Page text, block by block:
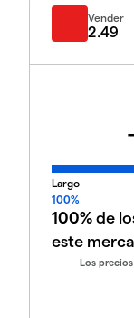
Vender
2.49
Largo
100%
100%de
este
Los